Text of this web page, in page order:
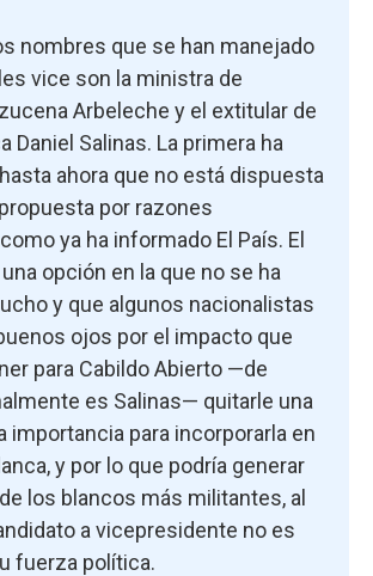
nombres que se han manejado
vice son la ministra de
Arbeleche y el extitular de
Daniel Salinas. La primera ha
ahora que no está dispuesta
por razones
ya ha informado El País. El
opción en la que no se ha
y que algunos nacionalistas
ojos por el impacto que
para Cabildo Abierto —de
es Salinas— quitarle una
importancia para incorporarla en
y por lo que podría generar
los blancos más militantes, al
a vicepresidente no es
fuerza política.